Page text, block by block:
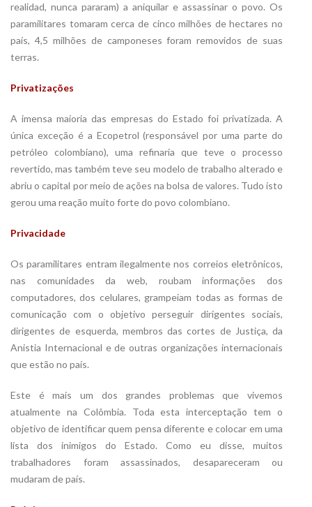
realidad, nunca pararam) a aniquilar e assassinar o povo. Os
paramilitares tomaram cerca de cinco milhões de hectares no
país, 4,5 milhões de camponeses foram removidos de suas
terras.
Privatizações
A imensa maioria das empresas do Estado foi privatizada. A
única exceção é a Ecopetrol (responsável por uma parte do
petróleo colombiano), uma refinaria que teve o processo
revertido, mas também teve seu modelo de trabalho alterado e
abriu o capital por meio de ações na bolsa de valores. Tudo isto
gerou uma reação muito forte do povo colombiano.
Privacidade
Os paramilitares entram ilegalmente nos correios eletrônicos,
nas comunidades da web, roubam informações dos
computadores, dos celulares, grampeiam todas as formas de
comunicação com o objetivo perseguir dirigentes sociais,
dirigentes de esquerda, membros das cortes de Justiça, da
Anistia Internacional e de outras organizações internacionais
que estão no país.
Este é mais um dos grandes problemas que vivemos
atualmente na Colômbia. Toda esta interceptação tem o
objetivo de identificar quem pensa diferente e colocar em uma
lista dos inimigos do Estado. Como eu disse, muitos
trabalhadores foram assassinados, desapareceram ou
mudaram de país.